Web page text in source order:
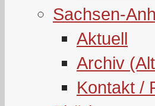
Sachsen-
Aktuell
Archiv
Kontakt /